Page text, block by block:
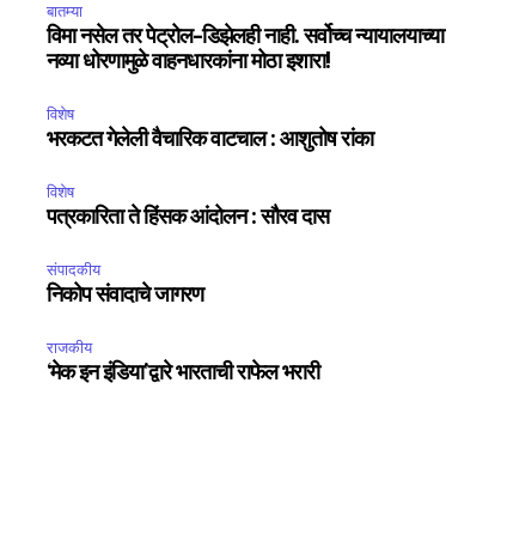
Privacy Policy.
Followers
बातम्या
विमा नसेल तर पेट्रोल-डिझेलही नाही. सर्वोच्च न्यायालयाच्या
नव्या धोरणामुळे वाहनधारकांना मोठा इशारा!
विशेष
भरकटत गेलेली वैचारिक वाटचाल : आशुतोष रांका
विशेष
पत्रकारिता ते हिंसक आंदोलन : सौरव दास
संपादकीय
निकोप संवादाचे जागरण
राजकीय
‘मेक इन इंडिया’द्वारे भारताची राफेल भरारी